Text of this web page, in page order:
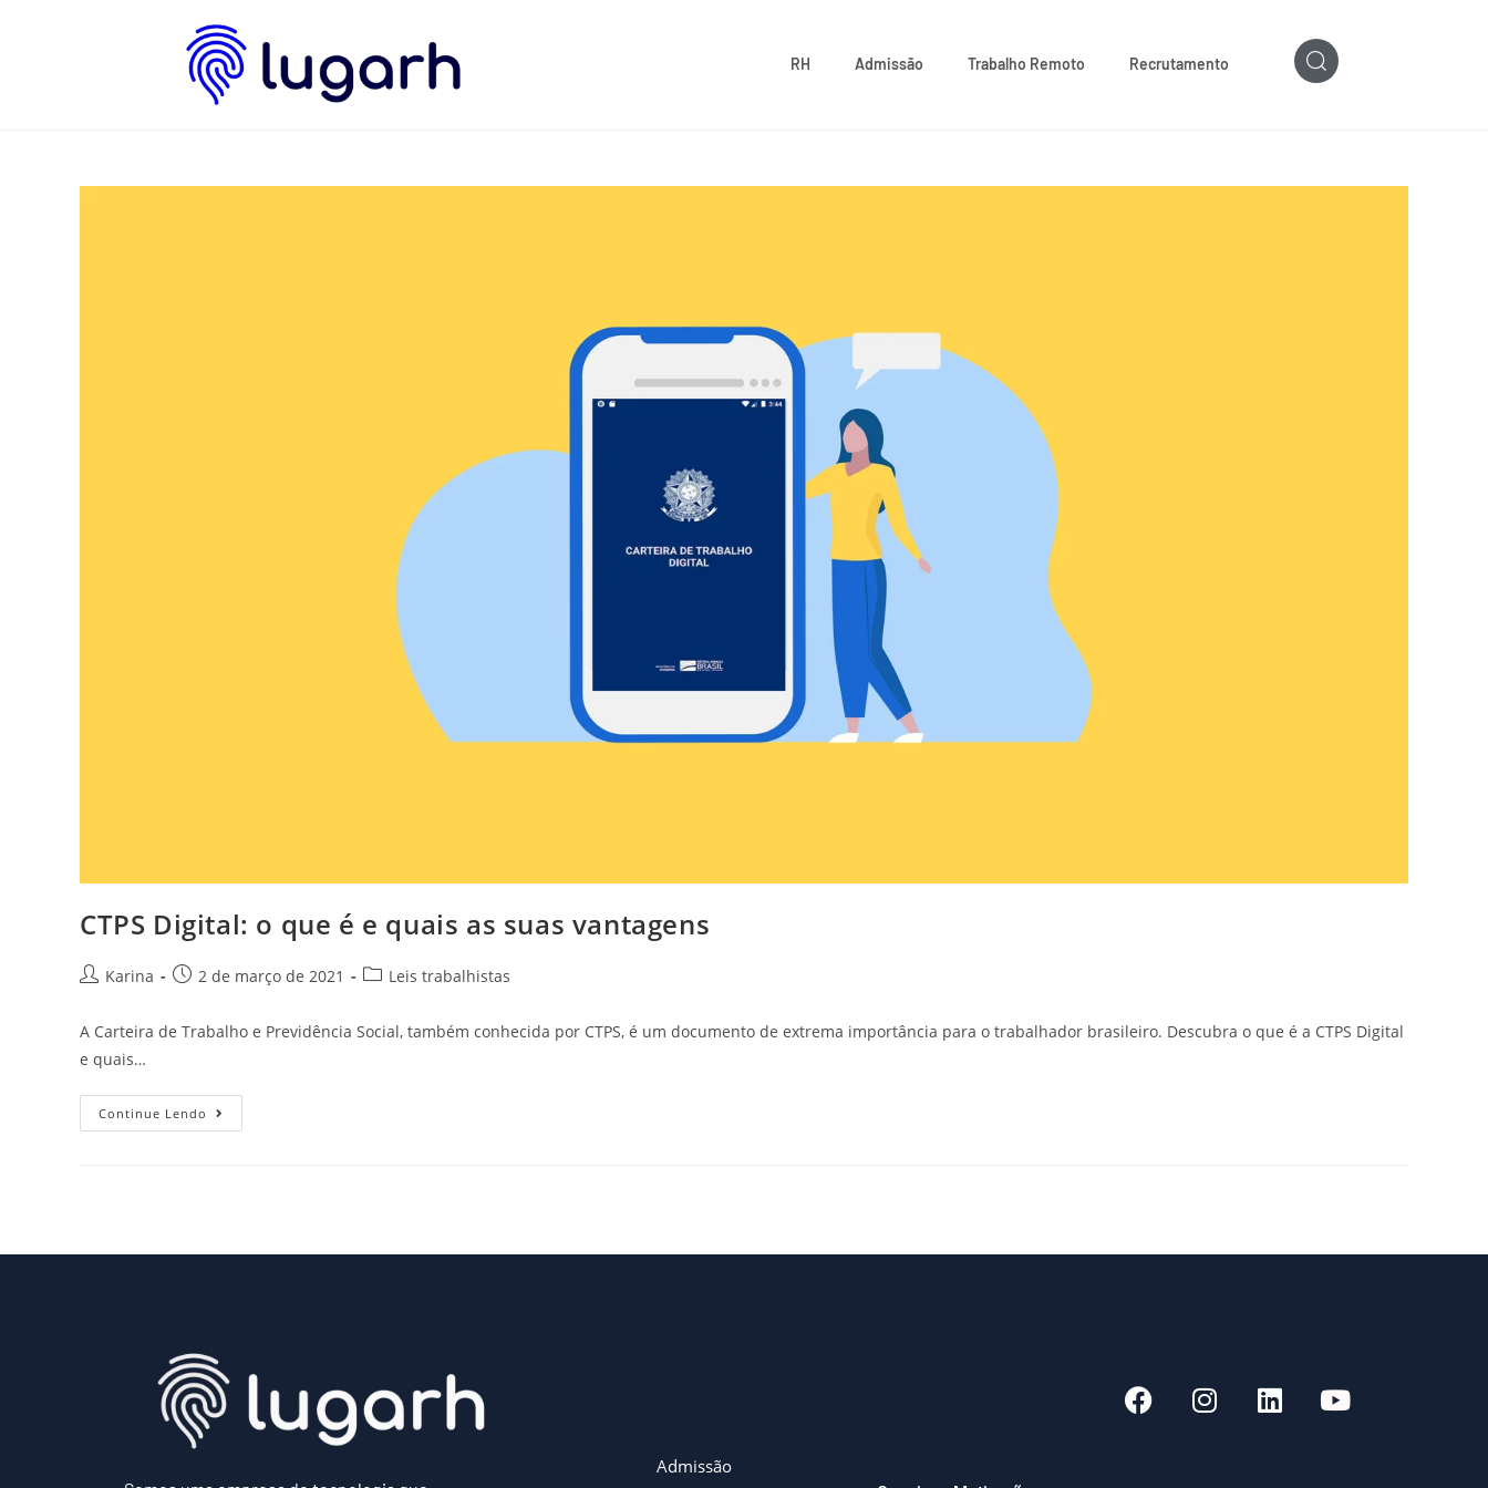
RH Admissão Trabalho Remoto Recrutamento
CTPS Digital: o que é e quais as suas vantagens
Karina 2 de março de 2021 Leis trabalhistas
A Carteira de Trabalho e Previdência Social, também conhecida por CTPS, é um documento de extrema importância para o trabalhador brasileiro. Descubra o que é a CTPS Digital
e quais…
Continue Lendo
Admissão